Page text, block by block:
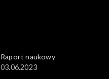
Raport naukowy
03.06.2023